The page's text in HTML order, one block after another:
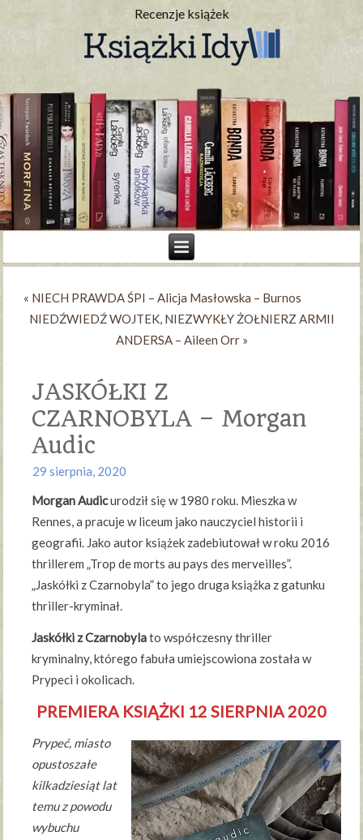
Recenzje książek
« NIECH PRAWDA ŚPI – Alicja Masłowska – Burnos
NIEDŹWIEDŹ WOJTEK, NIEZWYKŁY ŻOŁNIERZ ARMII
ANDERSA – Aileen Orr»
JASKÓŁKI Z
CZARNOBYLA – Morgan
Audic
29 sierpnia, 2020
Morgan Audicurodził się w 1980 roku. Mieszka w
Rennes, a pracuje w liceum jako nauczyciel historii i
geografii. Jako autor książek zadebiutował w roku 2016
thrillerem „Trop de morts au pays des merveilles”.
„Jaskółki z Czarnobyla” to jego druga książka z gatunku
thriller-kryminał.
Jaskółki z Czarnobylato współczesny thriller
kryminalny, którego fabuła umiejscowiona została w
Prypeci i okolicach.
PREMIERA KSIĄŻKI 12 SIERPNIA 2020
Prypeć, miasto
opustoszałe
kilkadziesiąt lat
temu z powodu
wybuchu